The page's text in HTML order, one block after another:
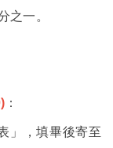
之一。
：
」，填畢後寄至